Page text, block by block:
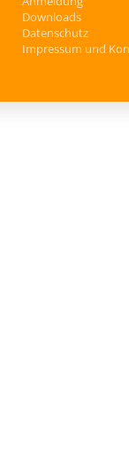
Downloads
Datenschutz
Impressum und